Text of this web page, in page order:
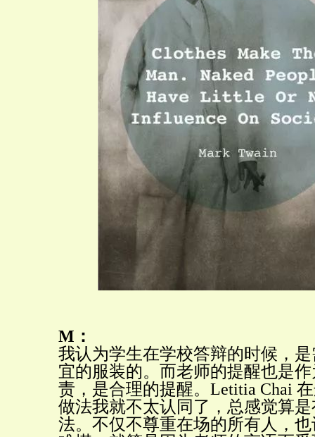
M：
我认为学生在学校答辩的时候，
宜的服装的。而老师的提醒也是
责，是合理的提醒。Letitia Chai
做法我就不太认同了，总感觉算
法。不仅不尊重在场的所有人，